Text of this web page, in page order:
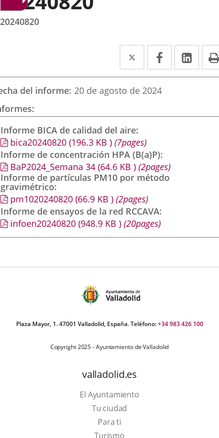
20240820
Twitter
Enlace
a
una
externa.
Facebook
Enlace
a
externa.
a
del informe 20 de agosto de 2024
Informe BICA de calidad del aire
bica20240820 (196.3 KB ) (7pages)
Informe de concentración HPA (B(a)P)
BaP2024_Semana 34 (64.6 KB ) (2pages)
Informe de partículas PM10 por método
gravimétrico
pm1020240820 (66.9 KB ) (2pages)
Informe de ensayos de la red RCCAVA
infoen20240820 (948.9 KB ) (20pages)
Plaza Mayor, 1. 47001 Valladolid, España. Teléfono:+34 983 426 100
Copyright 2025 - Ayuntamiento de Valladolid
valladolid.es
El Ayuntamiento
Tu ciudad
Para ti
TurismoEste